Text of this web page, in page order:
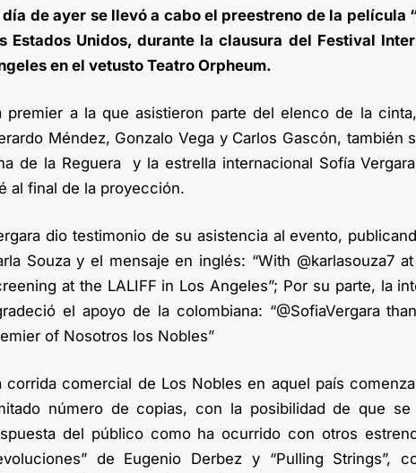
día de ayer se llevó a cabo el preestreno de la película
Estados Unidos, durante la clausura del Festival
en el vetusto Teatro Orpheum.
premier a la que asistieron parte del elenco de la
Méndez, Gonzalo Vega y Carlos Gascón, también
de la Reguera y la estrella internacional Sofía
al final de la proyección.
dio testimonio de su asistencia al evento,
Souza y el mensaje en inglés: “With @karlasouza7
at the LALIFF in Los Angeles”; Por su parte, la
el apoyo de la colombiana: “@SofiaVergara
of Nosotros los Nobles”
corrida comercial de Los Nobles en aquel país
número de copias, con la posibilidad de que
del público como ha ocurrido con otros
de Eugenio Derbez y “Pulling Strings”,